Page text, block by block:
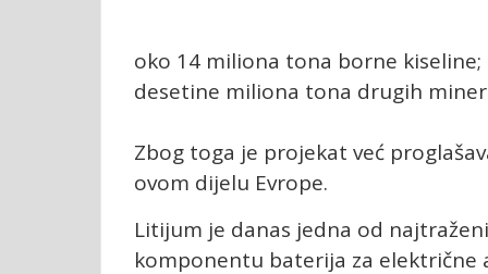
oko 14 miliona tona borne kiseline;
desetine miliona tona drugih
Zbog toga je projekat već
ovom dijelu Evrope.
Litijum je danas jedna od
komponentu baterija za električne